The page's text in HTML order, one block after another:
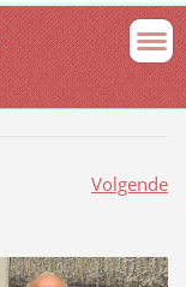
Volgende